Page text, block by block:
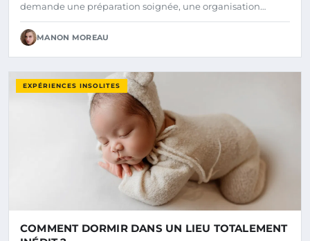
demande une préparation soignée, une organisation…
MANON MOREAU
EXPÉRIENCES INSOLITES
COMMENT DORMIR DANS UN LIEU TOTALEMENT